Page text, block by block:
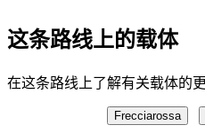
这条路线上的载体
在这条路线上了解有关载体的更
Frecciarossa